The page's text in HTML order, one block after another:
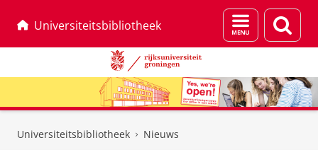
Universiteitsbibliotheek
Menu
en
Universiteitsbibliotheek Nieuws